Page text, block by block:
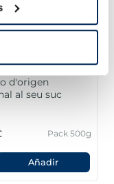
d'origen
al seu suc
Pack 500g
Añadir